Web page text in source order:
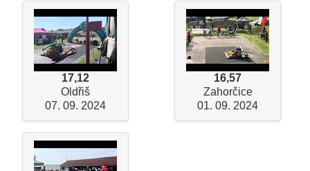
17,12
Oldřiš
07. 09. 2024
16,57
Zahorčice
01. 09. 2024